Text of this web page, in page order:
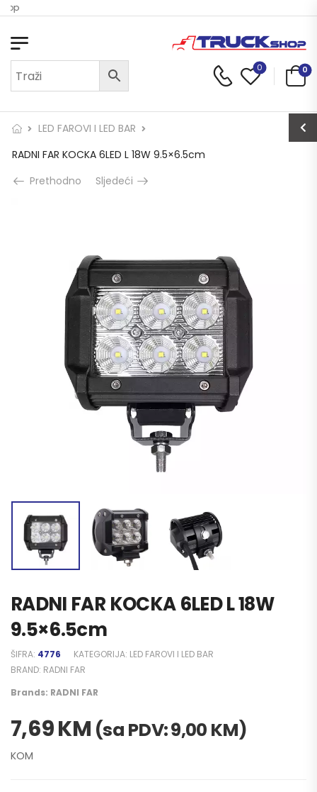
0 0
LED FAROVI I LED BAR
RADNI FAR KOCKA 6LED L 18W 9.5×6.5cm
Prethodno
Sljedeći
RADNI FAR KOCKA 6LED L 18W
9.5×6.5cm
ŠIFRA: 4776 KATEGORIJA: LED FAROVI I LED BAR
BRAND: RADNI FAR
Brands: RADNI FAR
7,69KM (sa PDV:9,00 KM)
KOM